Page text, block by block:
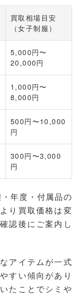
買取相場目安
（女子制服）
5,000円〜
20,000円
1,000円〜
8,000円
500円〜10,000
円
300円〜3,000
円
年度・付属品の
り買取価格は変
認後にご案内し
アイテムが一式
すい傾向があり
たことでシミや